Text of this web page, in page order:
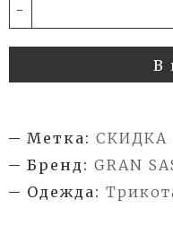
-
В
Метка: СКИДКА
Бренд: GRAN
Одежда: